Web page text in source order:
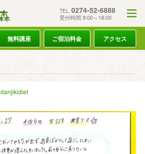
TEL. 0274-52-6888
受付時間 9:00～18:00
無料講座 ご宿泊料金 アクセス
danjikidiet